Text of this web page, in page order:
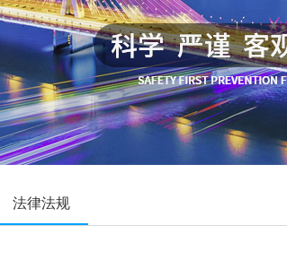
法律法规